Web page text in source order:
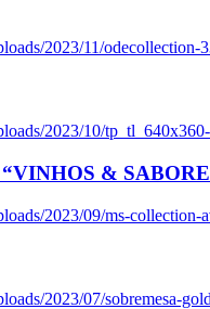
2023/11/odecollection-
2023/10/
&
2023/09/ms-collection-
2023/07/sobremesa-